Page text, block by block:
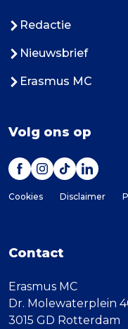
Redactie
Nieuwsbrief
Erasmus MC
Volg ons op
Cookies Disclaimer
Contact
Erasmus MC
Dr. Molewaterplein
3015 GD Rotterdam